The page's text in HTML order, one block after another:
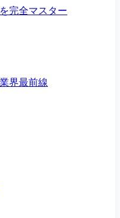
完全マスター
界最前線